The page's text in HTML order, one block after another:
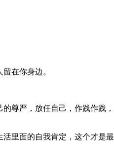
在你身边。
尊严，放任自己，作践作践
里面的自我肯定，这个才是最